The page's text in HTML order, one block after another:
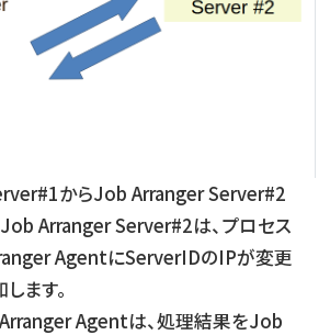
からJob Arranger Server#2
Job Arranger Server#2は、プロセス
AgentにServerIDのIPが変更
ます。
Arranger Agentは、処理結果をJob